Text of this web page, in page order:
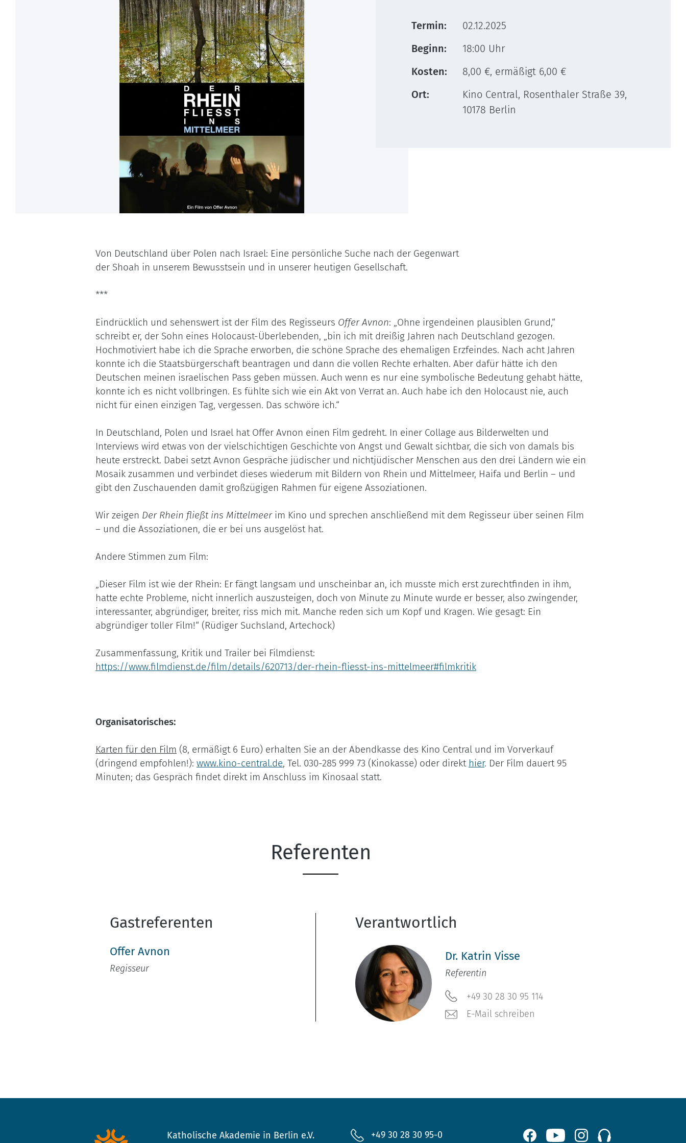
Termin:
02.12.2025
Beginn:
18:00 Uhr
Kosten:
8,00 €, ermäßigt 6,00 €
Ort:
Kino Central, Rosenthaler Straße 39,
10178 Berlin
Von Deutschland über Polen nach Israel: Eine persönliche Suche nach der Gegenwart
der Shoah in unserem Bewusstsein und in unserer heutigen Gesellschaft.
***
Eindrücklich und sehenswert ist der Film des Regisseurs Offer Avnon: „Ohne irgendeinen plausiblen Grund,“
schreibt er, der Sohn eines Holocaust-Überlebenden, „bin ich mit dreißig Jahren nach Deutschland gezogen.
Hochmotiviert habe ich die Sprache erworben, die schöne Sprache des ehemaligen Erzfeindes. Nach acht Jahren
konnte ich die Staatsbürgerschaft beantragen und dann die vollen Rechte erhalten. Aber dafür hätte ich den
Deutschen meinen israelischen Pass geben müssen. Auch wenn es nur eine symbolische Bedeutung gehabt hätte,
konnte ich es nicht vollbringen. Es fühlte sich wie ein Akt von Verrat an. Auch habe ich den Holocaust nie, auch
nicht für einen einzigen Tag, vergessen. Das schwöre ich.“
In Deutschland, Polen und Israel hat Offer Avnon einen Film gedreht. In einer Collage aus Bilderwelten und
Interviews wird etwas von der vielschichtigen Geschichte von Angst und Gewalt sichtbar, die sich von damals bis
heute erstreckt. Dabei setzt Avnon Gespräche jüdischer und nichtjüdischer Menschen aus den drei Ländern wie ein
Mosaik zusammen und verbindet dieses wiederum mit Bildern von Rhein und Mittelmeer, Haifa und Berlin – und
gibt den Zuschauenden damit großzügigen Rahmen für eigene Assoziationen.
Wir zeigen Der Rhein fließt ins Mittelmeerim Kino und sprechen anschließend mit dem Regisseur über seinen Film
– und die Assoziationen, die er bei uns ausgelöst hat.
Andere Stimmen zum Film:
„Dieser Film ist wie der Rhein: Er fängt langsam und unscheinbar an, ich musste mich erst zurechtfinden in ihm,
hatte echte Probleme, nicht innerlich auszusteigen, doch von Minute zu Minute wurde er besser, also zwingender,
interessanter, abgründiger, breiter, riss mich mit. Manche reden sich um Kopf und Kragen. Wie gesagt: Ein
abgründiger toller Film!“ (Rüdiger Suchsland, Artechock)
Zusammenfassung, Kritik und Trailer bei Filmdienst:
https://www.filmdienst.de/film/details/620713/der-rhein-fliesst-ins-mittelmeer#filmkritik
Organisatorisches:
Karten für den Film (8, ermäßigt 6 Euro) erhalten Sie an der Abendkasse des Kino Central und im Vorverkauf
(dringend empfohlen!): www.kino-central.de, Tel. 030-285 999 73 (Kinokasse) oder direkt hier. Der Film dauert 95
Minuten; das Gespräch findet direkt im Anschluss im Kinosaal statt.
Referenten
Gastreferenten
Offer Avnon
Regisseur
Verantwortlich
Dr. Katrin Visse
Referentin
+49 30 28 30 95 114
E-Mail schreiben
Katholische Akademie in Berlin e.V. +49 30 28 30 95-0